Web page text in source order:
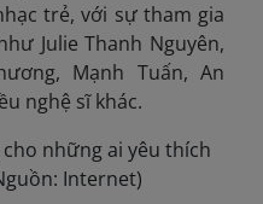
trẻ, với sự tham gia
Julie Thanh Nguyên,
Mạnh Tuấn, An
nghệ sĩ khác.